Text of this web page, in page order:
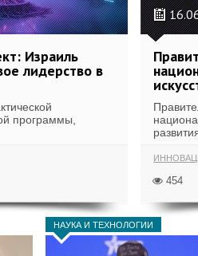
Израиль
лидерство в
программы,
454
НАУКА И ТЕХНОЛОГИИ